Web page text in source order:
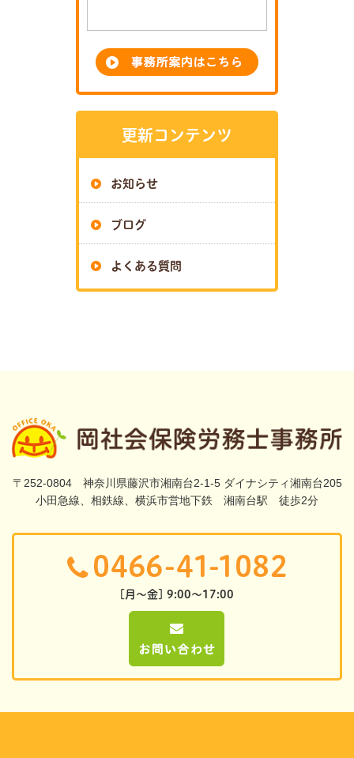
更新コンテンツ
お知らせ
ブログ
よくある質問
〒252-0804 神奈川県藤沢市湘南台2-1-5 ダイナシティ湘南台205
小田急線、相鉄線、横浜市営地下鉄 湘南台駅 徒歩2分
[月～金] 9:00～17:00